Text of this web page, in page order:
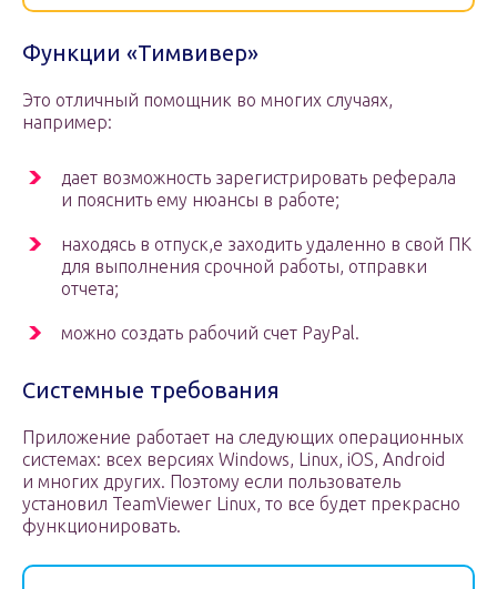
Функции «Тимвивер»
Это отличный помощник во многих случаях,
например:
дает возможность зарегистрировать реферала
и пояснить ему нюансы в работе;
находясь в отпуск,е заходить удаленно в свой ПК
для выполнения срочной работы, отправки
отчета;
можно создать рабочий счет PayPal.
Системные требования
Приложение работает на следующих операционных
системах: всех версиях Windows, Linux, iOS, Android
и многих других. Поэтому если пользователь
установил TeamViewer Linux, то все будет прекрасно
функционировать.